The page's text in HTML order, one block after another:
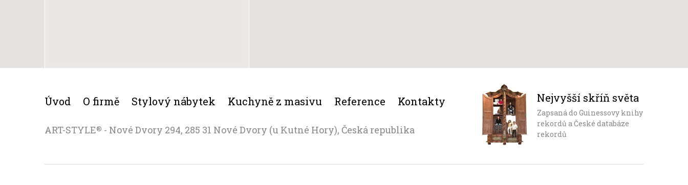
Úvod O firmě Stylový nábytek Kuchyně z masivu Reference Kontakty
ART-STYLE® - Nové Dvory 294, 285 31 Nové Dvory (u Kutné Hory), Česká republika
Nejvyšší skříň světa
Zapsaná do Guinessovy knihy
rekordů a České databáze
rekordů